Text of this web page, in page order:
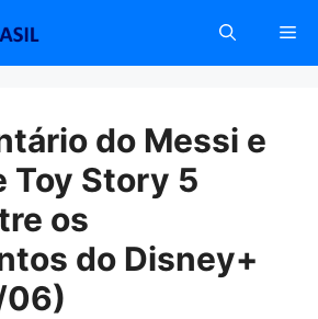
do Messi e
Toy Story 5
os
do Disney+
06)